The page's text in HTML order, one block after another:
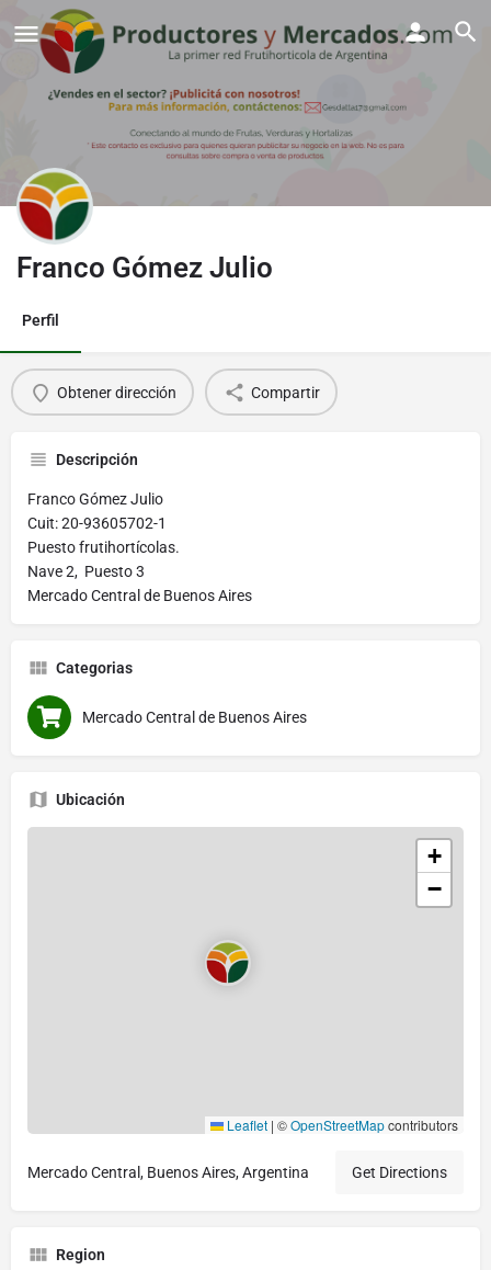
Franco Gómez Julio
Perfil
Obtener dirección Compartir
Descripción
Franco Gómez Julio
Cuit: 20-93605702-1
Puesto frutihortícolas.
Nave 2, Puesto 3
Mercado Central de Buenos Aires
Categorias
Mercado Central de Buenos Aires
Ubicación
+
−
Leaflet | ©OpenStreetMapcontributors
Mercado Central, Buenos Aires, Argentina Get Directions
Region